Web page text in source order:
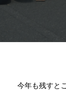
今年も残すと